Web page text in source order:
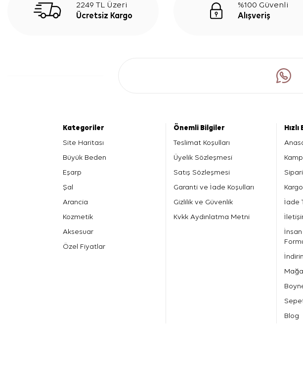
2249 TL Üzeri
Ücretsiz Kargo
%100 Güvenli
Alışveriş
Kategoriler
Site Haritası
Büyük Beden
Eşarp
Şal
Arancia
Kozmetik
Aksesuar
Özel Fiyatlar
Önemli Bilgiler
Teslimat Koşulları
Üyelik Sözleşmesi
Satış Sözleşmesi
Garanti ve İade Koşulları
Gizlilik ve Güvenlik
Kvkk Aydınlatma Metni
İade
Blog